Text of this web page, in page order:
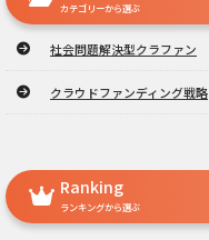
カテゴリーから選ぶ
社会問題解決型クラファン
クラウドファンディング戦略
Ranking
ランキングから選ぶ